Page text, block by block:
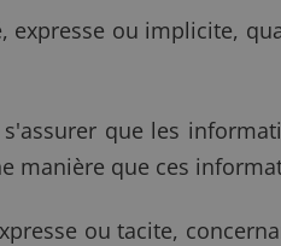
expresse ou implicite,
que les
manière que ces
ou tacite,